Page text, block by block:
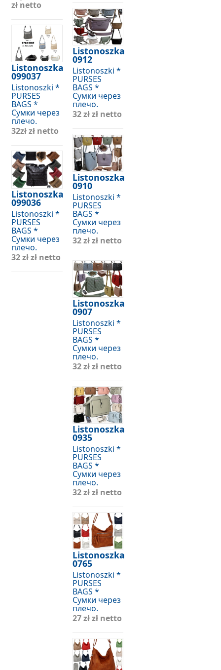
zł netto
Listonoszka
099037
Listonoszki *
PURSES
BAGS *
Сумки через
плечо.
32złzł netto
Listonoszka
099036
Listonoszki *
PURSES
BAGS *
Сумки через
плечо.
32 złzł netto
Listonoszka
0912
Listonoszki *
PURSES
BAGS *
Сумки через
плечо.
32 złzł netto
Listonoszka
0910
Listonoszki *
PURSES
BAGS *
Сумки через
плечо.
32 złzł netto
Listonoszka
0907
Listonoszki *
PURSES
BAGS *
Сумки через
плечо.
32 złzł netto
Listonoszka
0935
Listonoszki *
PURSES
BAGS *
Сумки через
плечо.
32 złzł netto
Listonoszka
0765
Listonoszki *
PURSES
BAGS *
Сумки через
плечо.
27 złzł netto